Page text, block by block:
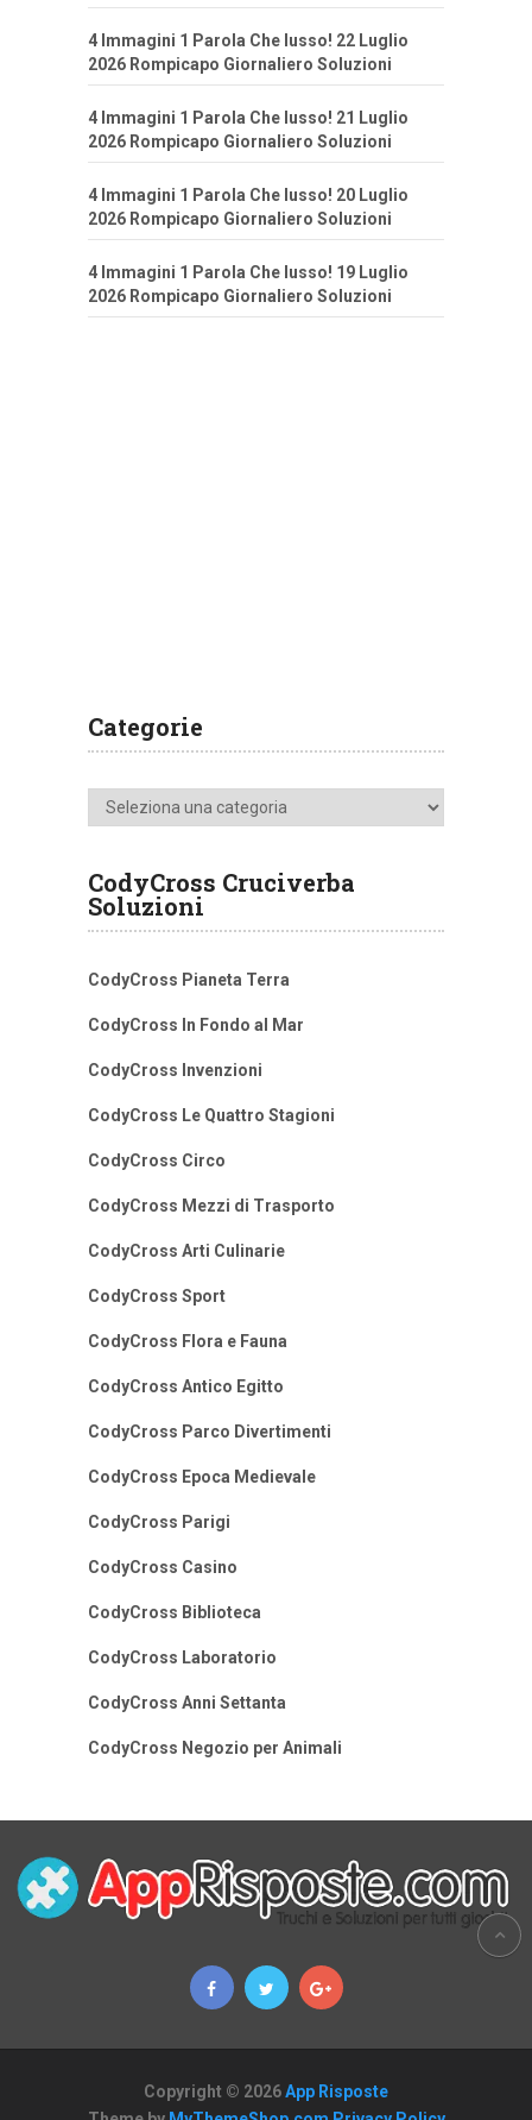
4 Immagini 1 Parola Che lusso! 22 Luglio
2026 Rompicapo Giornaliero Soluzioni
4 Immagini 1 Parola Che lusso! 21 Luglio
2026 Rompicapo Giornaliero Soluzioni
4 Immagini 1 Parola Che lusso! 20 Luglio
2026 Rompicapo Giornaliero Soluzioni
4 Immagini 1 Parola Che lusso! 19 Luglio
2026 Rompicapo Giornaliero Soluzioni
Categorie
Categorie
CodyCross Cruciverba
Soluzioni
CodyCross Pianeta Terra
CodyCross In Fondo al Mar
CodyCross Invenzioni
CodyCross Le Quattro Stagioni
CodyCross Circo
CodyCross Mezzi di Trasporto
CodyCross Arti Culinarie
CodyCross Sport
CodyCross Flora e Fauna
CodyCross Antico Egitto
CodyCross Parco Divertimenti
CodyCross Epoca Medievale
CodyCross Parigi
CodyCross Casino
CodyCross Biblioteca
CodyCross Laboratorio
CodyCross Anni Settanta
CodyCross Negozio per Animali
Copyright © 2026App Risposte